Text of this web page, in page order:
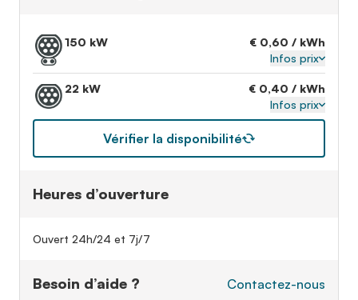
150 kW
€ 0,60 / kWh
Infos prix
22 kW
€ 0,40 / kWh
Infos prix
Vérifier la disponibilité
Heures d’ouverture
Ouvert 24h/24 et 7j/7
Besoin d’aide ? Contactez-nous